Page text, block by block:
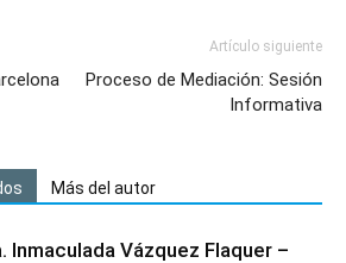
Artículo siguiente
Proceso de Mediación: Sesión
Informativa
Más del autor
Inmaculada Vázquez Flaquer –